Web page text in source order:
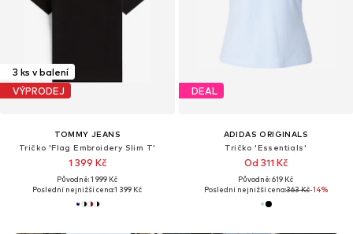
3 ks v balení
VÝPRODEJ
TOMMY JEANS
Tričko 'Flag Embroidery Slim T'
1 399 Kč
Původně: 1 999 Kč
Poslední nejnižší cena:1 399 Kč
DEAL
ADIDAS ORIGINALS
Tričko 'Essentials'
Od 311 Kč
Původně: 619 Kč
Poslední nejnižší cena:363 Kč-14%